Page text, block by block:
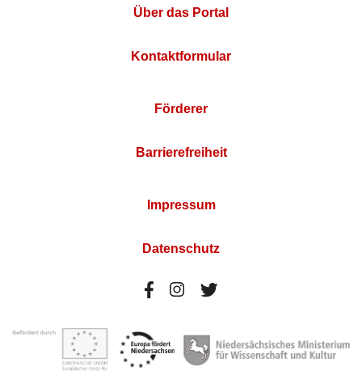
Über das Portal
Kontaktformular
Förderer
Barrierefreiheit
Impressum
Datenschutz